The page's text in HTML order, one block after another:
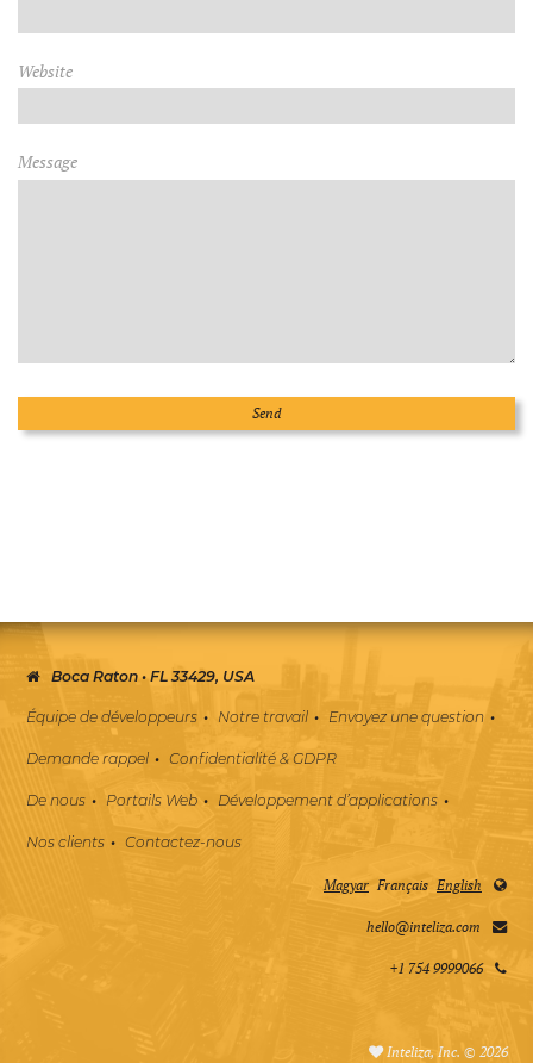
Website
Message
Boca Raton • FL 33429, USA
Équipe de développeurs Notre travail Envoyez une question
Demande rappel Confidentialité & GDPR
De nous Portails Web Développement d’applications
Nos clients Contactez-nous
Magyar Français English
hello@inteliza.com
+1 754 9999066
Inteliza, Inc. © 2026